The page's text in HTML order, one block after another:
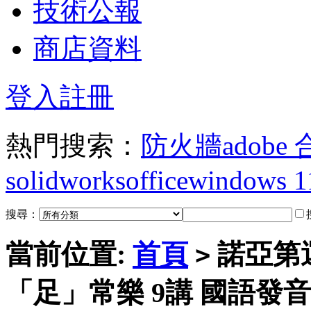
技術公報
商店資料
登入註冊
熱門搜索： 防火牆adobe
solidworksofficewindows
搜尋：
當前位置: 首頁 > 諾亞第
「足」常樂 9講 國語發